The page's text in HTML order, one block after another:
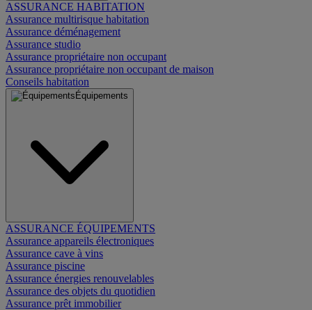
ASSURANCE HABITATION
Assurance multirisque habitation
Assurance déménagement
Assurance studio
Assurance propriétaire non occupant
Assurance propriétaire non occupant de maison
Conseils habitation
Équipements
ASSURANCE ÉQUIPEMENTS
Assurance appareils électroniques
Assurance cave à vins
Assurance piscine
Assurance énergies renouvelables
Assurance des objets du quotidien
Assurance prêt immobilier